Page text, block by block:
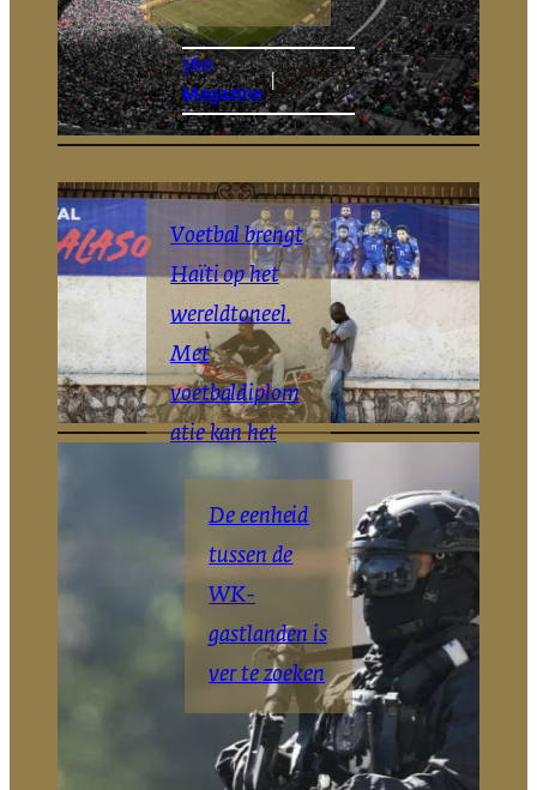
360
Magazine
|Amsterd
am
Voetbal brengt
Haïti op het
wereldtoneel.
Met
voetbaldiplom
atie kan het
daar blijven
The Haitian
Times
De eenheid
tussen de
WK-
gastlanden is
ver te zoeken